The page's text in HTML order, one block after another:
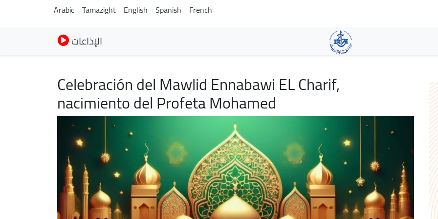
contenido
principal
Arabic Tamazight English Spanish French
الإذاعات
Celebración del Mawlid Ennabawi EL Charif,
nacimiento del Profeta Mohamed
Imagen